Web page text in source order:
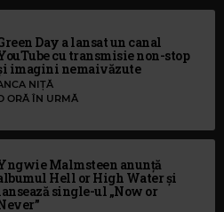
Day a lansat un canal
cu transmisie non-stop
imagini nemaivăzute
NIȚĂ
ORĂ ÎN URMĂ
Malmsteen anunță
Hell or High Water și
single-ul „Now or